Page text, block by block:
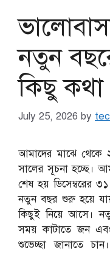
নতুন
কিছু কথা
July 25, 2026 by
আমাদের মাঝে থেকে
সালের সূচনা হচ্ছে।
শেষ হয় ডিসেম্বরের
নতুন বছর শুরু হয়ে
কিছুই নিয়ে আসে।
সময় কাটাতে জন
শুভেচ্ছা জানাতে